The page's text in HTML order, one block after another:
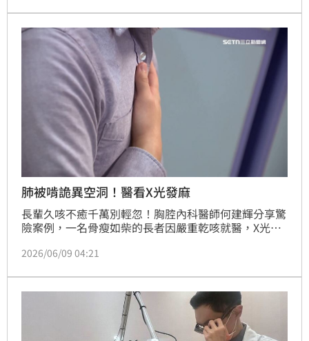
前正等待檢驗結果，並要求業者停業全面清潔消毒。
肺被啃詭異空洞！醫看X光發麻
長輩久咳不癒千萬別輕忽！胸腔內科醫師何建輝分享驚
險案例，一名骨瘦如柴的長者因嚴重乾咳就醫，X光竟
染性的肺結核，醫師立即啟動隔離防護。所幸經精密檢
長者若有久咳、食慾不振等症狀，應儘速就醫檢查，以
免延誤黃金治療期，並防範潛在的傳染病風險，守護家
2026/06/09 04:21